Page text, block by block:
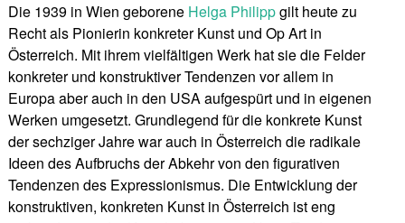
Die 1939 in Wien geborene Helga Philippgilt heute zu
Recht als Pionierin konkreter Kunst und Op Art in
Österreich. Mit ihrem vielfältigen Werk hat sie die Felder
konkreter und konstruktiver Tendenzen vor allem in
Europa aber auch in den USA aufgespürt und in eigenen
Werken umgesetzt. Grundlegend für die konkrete Kunst
der sechziger Jahre war auch in Österreich die radikale
Ideen des Aufbruchs der Abkehr von den figurativen
Tendenzen des Expressionismus. Die Entwicklung der
konstruktiven, konkreten Kunst in Österreich ist eng